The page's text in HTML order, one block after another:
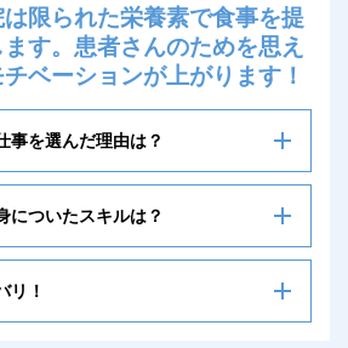
限られた栄養素で食事を提
す。患者さんのためを思え
ベーションが上がります！
事を選んだ理由は？
についたスキルは？
リ！